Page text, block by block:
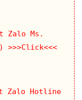
Zalo Ms.
>>>Click<<<
Zalo Hotline